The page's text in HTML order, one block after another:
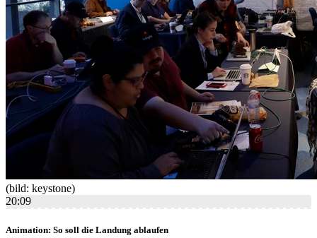
(bild: keystone)
20:09
Animation: So soll die Landung ablaufen